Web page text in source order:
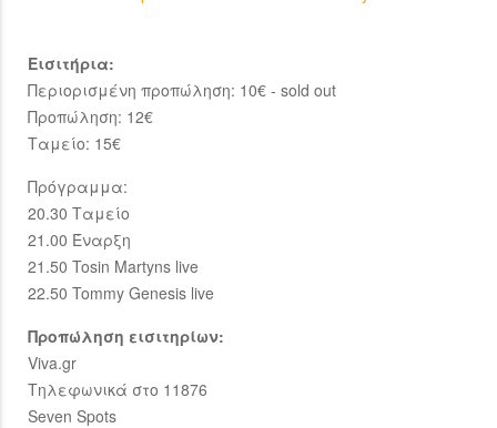
Εισιτήρια:
Περιορισμένη προπώληση: 10€ - sold out
Προπώληση: 12€
Ταμείο: 15€
Πρόγραμμα:
20.30 Ταμείο
21.00 Έναρξη
21.50 Tosin Martyns live
22.50 Tommy Genesis live
Προπώληση εισιτηρίων:
Viva.gr
Τηλεφωνικά στο 11876
Seven Spots